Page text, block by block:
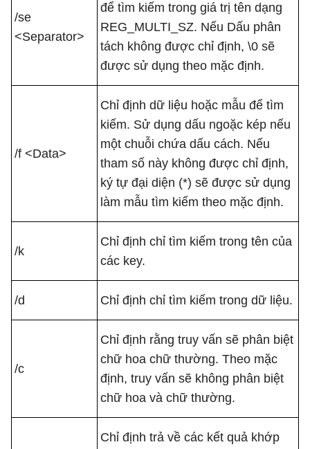
/se
<Separator>
để tìm kiếm trong giá trị tên dạng
REG_MULTI_SZ. Nếu Dấu phân
tách không được chỉ định, \0 sẽ
được sử dụng theo mặc định.
/f <Data>
Chỉ định dữ liệu hoặc mẫu để tìm
kiếm. Sử dụng dấu ngoặc kép nếu
một chuỗi chứa dấu cách. Nếu
tham số này không được chỉ định,
ký tự đại diện (*) sẽ được sử dụng
làm mẫu tìm kiếm theo mặc định.
/k
Chỉ định chỉ tìm kiếm trong tên của
các key.
/d Chỉ định chỉ tìm kiếm trong dữ liệu.
/c
Chỉ định rằng truy vấn sẽ phân biệt
chữ hoa chữ thường. Theo mặc
định, truy vấn sẽ không phân biệt
chữ hoa và chữ thường.
Chỉ định trả về các kết quả khớp